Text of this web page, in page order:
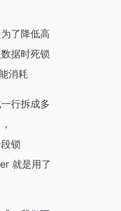
了降低高
据时死锁
消耗
行拆成多
锁
就是用了